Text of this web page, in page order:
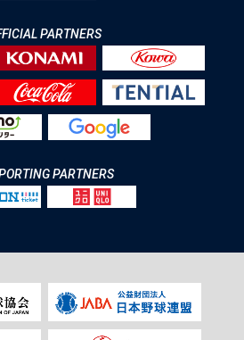
PARTNERS
PARTNERS